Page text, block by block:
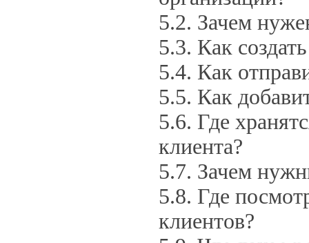
Зачем
Как
Как
Как
Где
клиента?
Зачем
Где
клиентов?